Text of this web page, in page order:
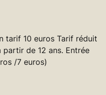
tarif 10 euros Tarif réduit
de 12 ans. Entrée
/7 euros)